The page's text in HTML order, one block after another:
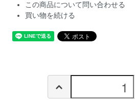
この商品について問い合わせる
買い物を続ける